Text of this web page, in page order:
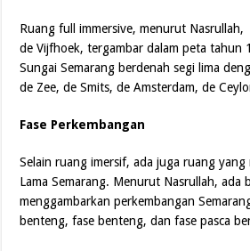
Ruang full immersive, menurut
de Vijfhoek, tergambar dalam peta tahun
Sungai Semarang berdenah segi lima
de Zee, de Smits, de Amsterdam, de
Fase Perkembangan
Selain ruang imersif, ada juga ruang yang
Lama Semarang. Menurut Nasrullah, ada
menggambarkan perkembangan
benteng, fase benteng, dan fase pasca